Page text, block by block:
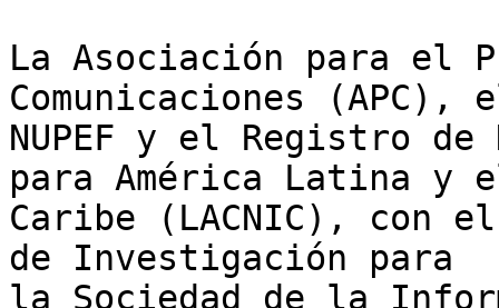
La Asociación para el
Comunicaciones
NUPEF y el Registro
para América Latina y
Caribe (LACNIC), con el
de Investigación para
la Sociedad de la